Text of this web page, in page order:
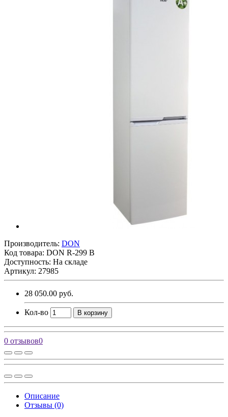
Производитель: DON
Код товара: DON R-299 B
Доступность: На складе
Артикул: 27985
28 050.00 руб.
Кол-во В корзину
0 отзывов0
Описание
Отзывы (0)